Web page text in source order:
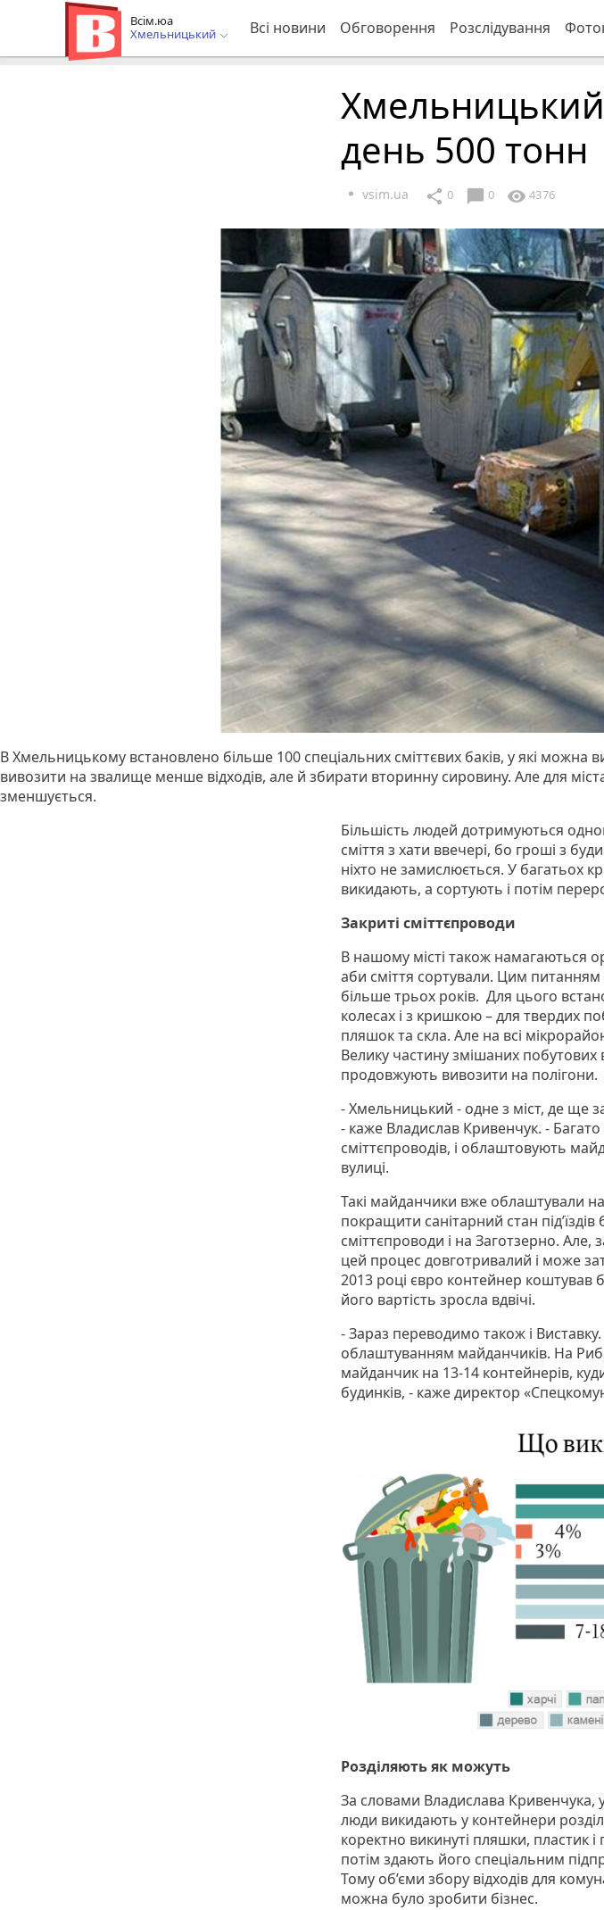
Всім.юа
Хмельницький
Всі новини Обговорення Розслідування
Хмельницький
день 500 тонн
vsim.ua share 0 chat_bubble 0 visibility 4376
В Хмельницькому встановлено більше 100 спеціальних сміттєвих баків, у які
вивозити на звалище менше відходів, але й збирати вторинну сировину. Але для
зменшується.
Більшість людей дотримуються
сміття з хати ввечері, бо гроші з
ніхто не замислюється. У багатьох
викидають, а сортують і потім
Закриті сміттєпроводи
В нашому місті також намагаються
аби сміття сортували. Цим
більше трьох років. Для цього
колесах і з кришкою – для твердих
пляшок та скла. Але на всі
Велику частину змішаних побутових
продовжують вивозити на полігони.
- Хмельницький - одне з міст, де ще
- каже Владислав Кривенчук. - Багато
сміттєпроводів, і облаштовують
вулиці.
Такі майданчики вже облаштували
покращити санітарний стан
сміттєпроводи і на Заготзерно.
цей процес довготривалий і може
2013 році євро контейнер коштував
його вартість зросла вдвічі.
- Зараз переводимо також і Виставку.
облаштуванням майданчиків. На
майданчик на 13-14 контейнерів,
будинків, - каже директор
Розділяють як можуть
За словами Владислава
люди викидають у контейнери
коректно викинуті пляшки, пластик
потім здають його спеціальним
Тому об’єми збору відходів для
можна було зробити бізнес.